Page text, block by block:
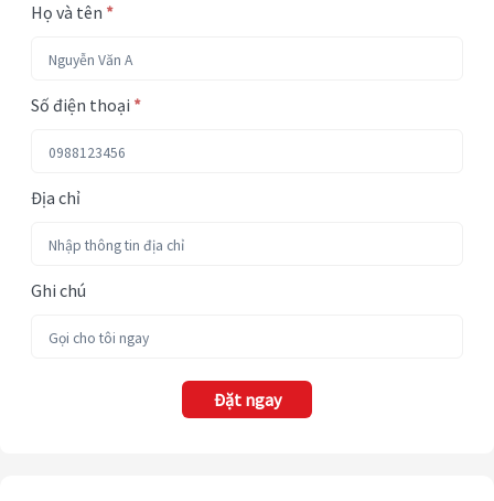
Họ và tên *
Số điện thoại *
Địa chỉ
Ghi chú
Đặt ngay